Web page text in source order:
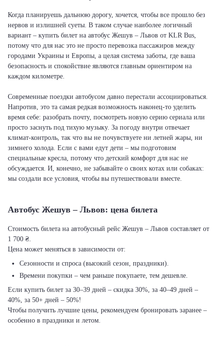
Когда планируешь дальнюю дорогу, хочется, чтобы все прошло без
нервов и излишней суеты. В таком случае наиболее логичный
вариант – купить билет на автобус Жешув – Львов от KLR Bus,
потому что для нас это не просто перевозка пассажиров между
городами Украины и Европы, а целая система заботы, где ваша
безопасность и спокойствие являются главным ориентиром на
каждом километре.
Современные поездки автобусом давно перестали ассоциироваться.
Напротив, это та самая редкая возможность наконец-то уделить
время себе: разобрать почту, посмотреть новую серию сериала или
просто заснуть под тихую музыку. За погоду внутри отвечает
климат-контроль, так что вы не почувствуете ни летней жары, ни
зимнего холода. Если с вами едут дети – мы подготовим
специальные кресла, потому что детский комфорт для нас не
обсуждается. И, конечно, не забывайте о своих котах или собаках:
мы создали все условия, чтобы вы путешествовали вместе.
Автобус Жешув – Львов: цена билета
Стоимость билета на автобусный рейс Жешув – Львов составляет от
1 700 ₴.
Цена может меняться в зависимости от:
Сезонности и спроса (высокий сезон, праздники).
Времени покупки – чем раньше покупаете, тем дешевле.
Если купить билет за 30–39 дней – скидка 30%, за 40–49 дней –
40%, за 50+ дней – 50%!
Чтобы получить лучшие цены, рекомендуем бронировать заранее –
особенно в праздники и летом.